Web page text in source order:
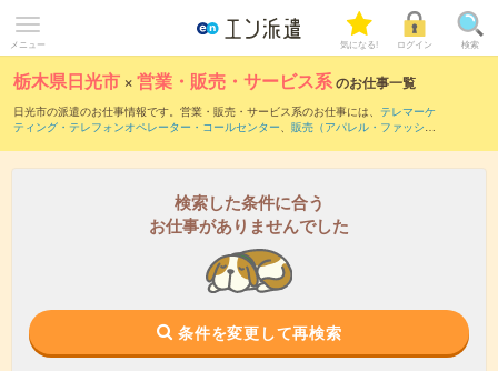
メニュー 気になる! ログイン 検索
栃木県日光市 ×営業・販売・サービス系のお仕事一覧
日光市の派遣のお仕事情報です。営業・販売・サービス系のお仕事には、 テレマーケ
ティング・テレフォンオペレーター・コールセンター、 販売（アパレル・ファッショ
検索した条件に合う
お仕事がありませんでした
条件を変更して再検索